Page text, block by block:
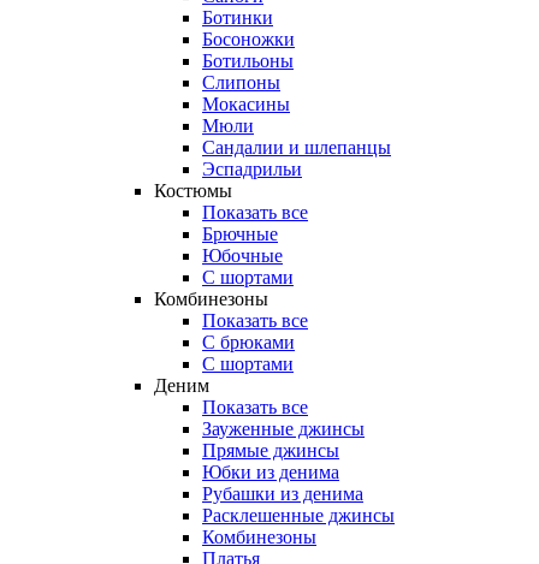
Ботинки
Босоножки
Ботильоны
Слипоны
Мокасины
Мюли
Сандалии и шлепанцы
Эспадрильи
Костюмы
Показать все
Брючные
Юбочные
С шортами
Комбинезоны
Показать все
С брюками
С шортами
Деним
Показать все
Зауженные джинсы
Прямые джинсы
Юбки из денима
Рубашки из денима
Расклешенные джинсы
Комбинезоны
Платья